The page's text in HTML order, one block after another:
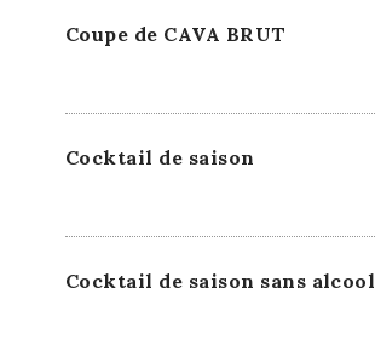
Coupe de CAVA BRUT
Cocktail de saison
Cocktail de saison sans alcool